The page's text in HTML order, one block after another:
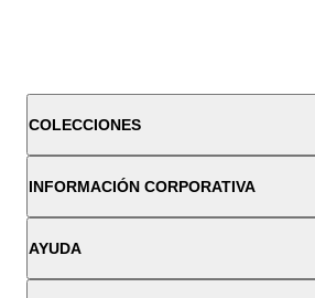
COLECCIONES
INFORMACIÓN CORPORATIVA
AYUDA